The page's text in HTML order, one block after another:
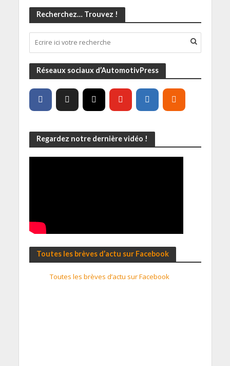
Recherchez… Trouvez !
Réseaux sociaux d’AutomotivPress
Regardez notre dernière vidéo !
Toutes les brèves d’actu sur Facebook
Toutes les brèves d’actu sur Facebook